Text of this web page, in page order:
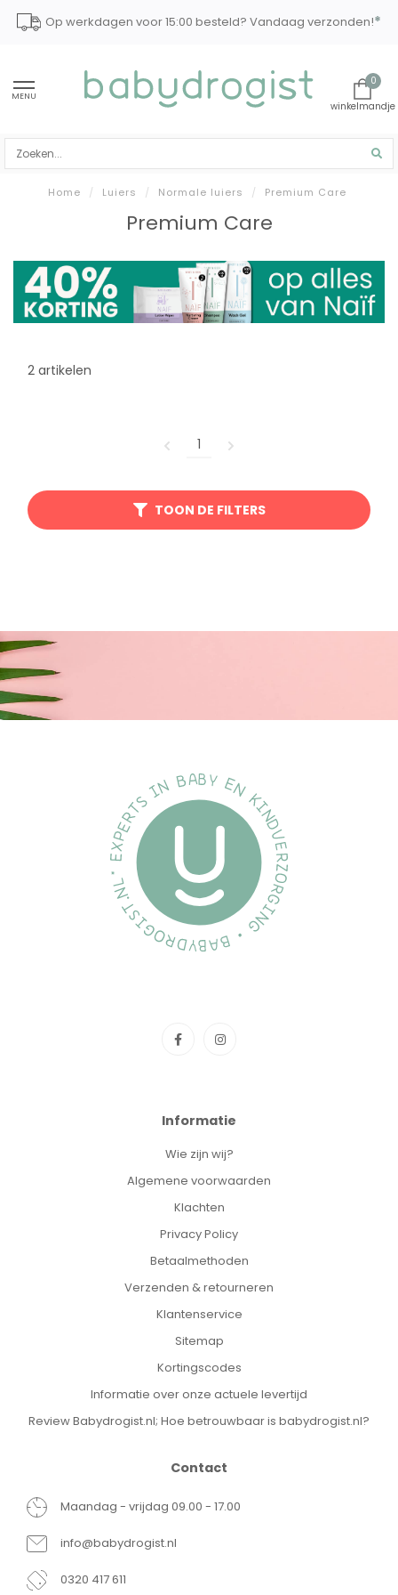
Op werkdagen voor 15:00 besteld? Vandaag verzonden!*
MENU
0
Home / Luiers / Normale luiers / Premium Care
Premium Care
2 artikelen
1
TOON DE FILTERS
Informatie
Wie zijn wij?
Algemene voorwaarden
Klachten
Privacy Policy
Betaalmethoden
Verzenden & retourneren
Klantenservice
Sitemap
Kortingscodes
Informatie over onze actuele levertijd
Review Babydrogist.nl; Hoe betrouwbaar is babydrogist.nl?
Contact
Maandag - vrijdag 09.00 - 17.00
info@babydrogist.nl
0320 417 611